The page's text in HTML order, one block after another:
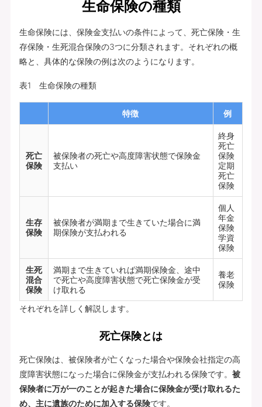
生命保険の種類
生命保険には、保険金支払いの条件によって、死亡保険・生
存保険・生死混合保険の3つに分類されます。それぞれの概
略と、具体的な保険の例は次のようになります。
表1 生命保険の種類
特徴 例
死亡
保険
被保険者の死亡や高度障害状態で保険金
支払い
終身
死亡
保険
定期
死亡
保険
生存
保険
被保険者が満期まで生きていた場合に満
期保険が支払われる
個人
年金
保険
学資
保険
生死
混合
保険
満期まで生きていれば満期保険金、途中
で死亡や高度障害状態で死亡保険金が受
け取れる
養老
保険
それぞれを詳しく解説します。
死亡保険とは
死亡保険は、被保険者が亡くなった場合や保険会社指定の高
度障害状態になった場合に保険金が支払われる保険です。 被
保険者に万が一のことが起きた場合に保険金が受け取れるた
め、主に遺族のために加入する保険です。